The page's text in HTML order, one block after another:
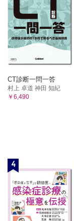
CT診断一問一答
村上 卓道 神田 知紀
￥6,490
4